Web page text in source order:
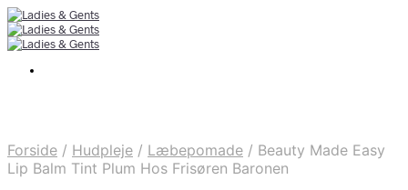
Forside / Hudpleje / Læbepomade / Beauty Made Easy
Lip Balm Tint Plum Hos Frisøren Baronen